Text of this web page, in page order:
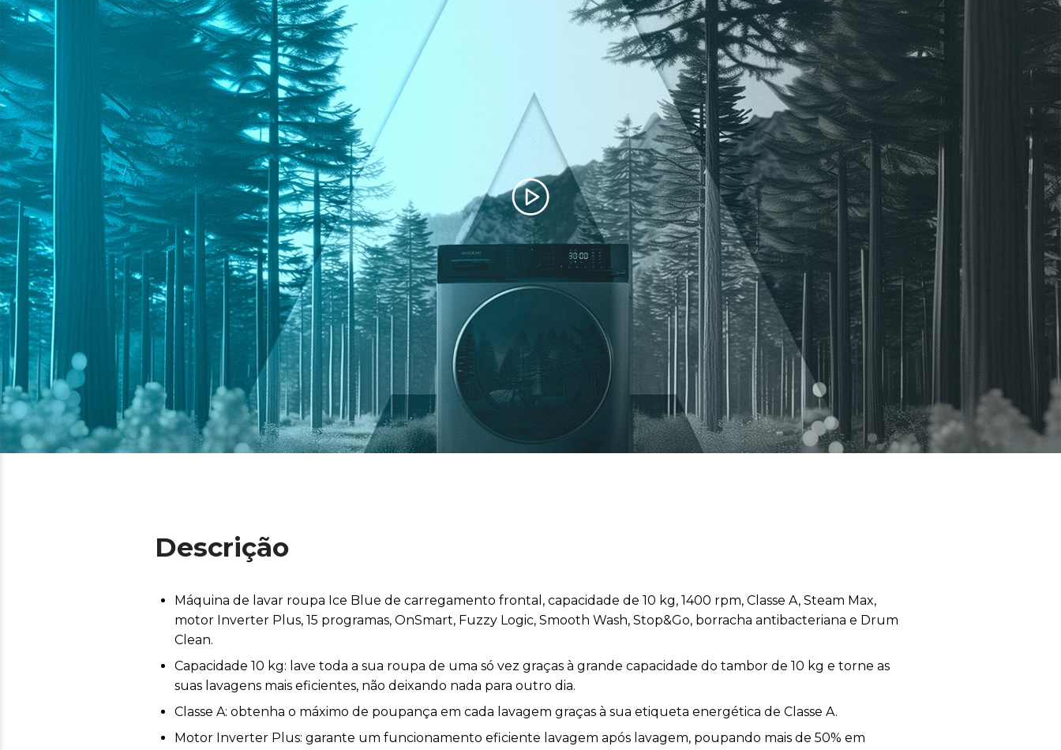
Descrição
Máquina de lavar roupa Ice Blue de carregamento frontal, capacidade de 10 kg, 1400 rpm, Classe A, Steam Max,
motor Inverter Plus, 15 programas, OnSmart, Fuzzy Logic, Smooth Wash, Stop&Go, borracha antibacteriana e Drum
Clean.
Capacidade 10 kg: lave toda a sua roupa de uma só vez graças à grande capacidade do tambor de 10 kg e torne as
suas lavagens mais eficientes, não deixando nada para outro dia.
Classe A: obtenha o máximo de poupança em cada lavagem graças à sua etiqueta energética de Classe A.
Motor Inverter Plus: garante um funcionamento eficiente lavagem após lavagem, poupando mais de 50% em